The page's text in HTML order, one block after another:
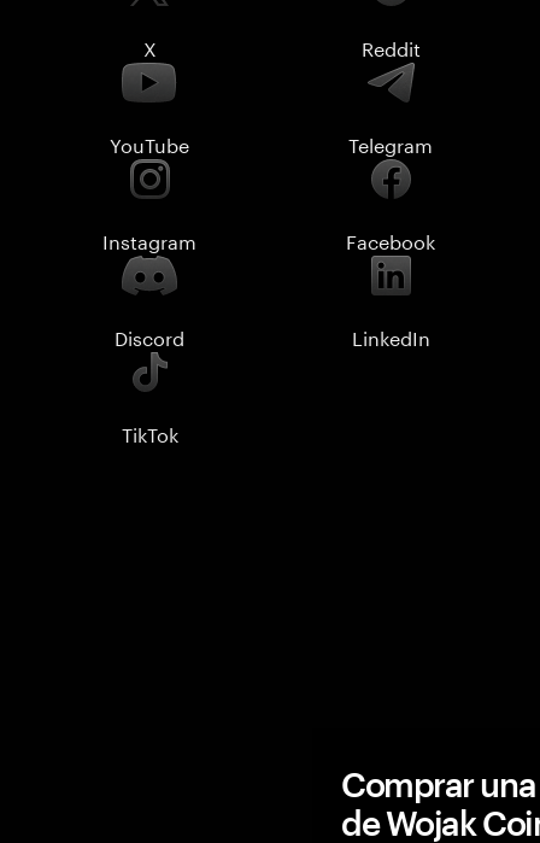
X Reddit
YouTube Telegram
Instagram Facebook
Discord LinkedIn
TikTok
Comprar
de Wojak